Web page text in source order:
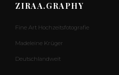
ZIRAA.GRAPHY
Fine Art Hochzeitsfotografie
Madeleine Krüger
Deutschlandweit